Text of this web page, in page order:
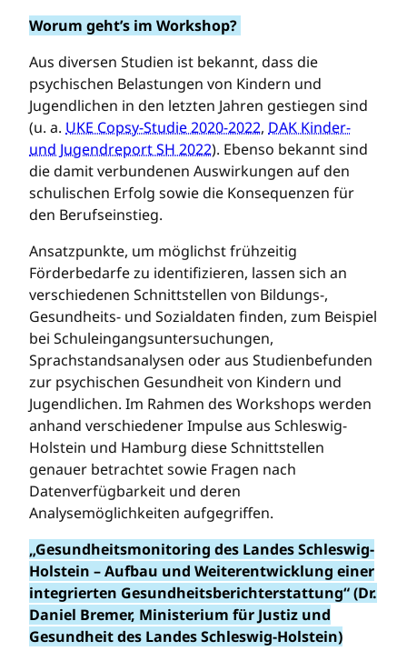
Worum geht’s im Workshop?
Aus diversen Studien ist bekannt, dass die
psychischen Belastungen von Kindern und
Jugendlichen in den letzten Jahren gestiegen sind
(u. a. UKE Copsy-Studie 2020-2022, DAK Kinder-
und Jugendreport SH 2022). Ebenso bekannt sind
die damit verbundenen Auswirkungen auf den
schulischen Erfolg sowie die Konsequenzen für
den Berufseinstieg.
Ansatzpunkte, um möglichst frühzeitig
Förderbedarfe zu identifizieren, lassen sich an
verschiedenen Schnittstellen von Bildungs-,
Gesundheits- und Sozialdaten finden, zum Beispiel
bei Schuleingangsuntersuchungen,
Sprachstandsanalysen oder aus Studienbefunden
zur psychischen Gesundheit von Kindern und
Jugendlichen. Im Rahmen des Workshops werden
anhand verschiedener Impulse aus Schleswig-
Holstein und Hamburg diese Schnittstellen
genauer betrachtet sowie Fragen nach
Datenverfügbarkeit und deren
Analysemöglichkeiten aufgegriffen.
„Gesundheitsmonitoring des Landes Schleswig-
Holstein – Aufbau und Weiterentwicklung einer
integrierten Gesundheitsberichterstattung“ (Dr.
Daniel Bremer, Ministerium für Justiz und
Gesundheit des Landes Schleswig-Holstein)